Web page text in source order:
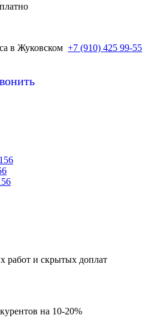
+7 (910) 425 99-55
работ и скрытых доплат
на 10-20%